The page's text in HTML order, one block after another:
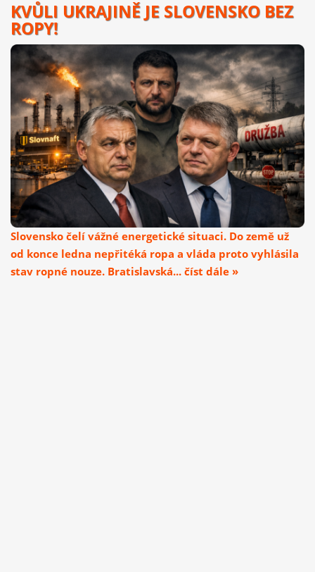
KVŮLI UKRAJINĚ JE SLOVENSKO BEZ
ROPY!
Slovensko čelí vážné energetické situaci. Do země už
od konce ledna nepřitéká ropa a vláda proto vyhlásila
stav ropné nouze. Bratislavská... číst dále »